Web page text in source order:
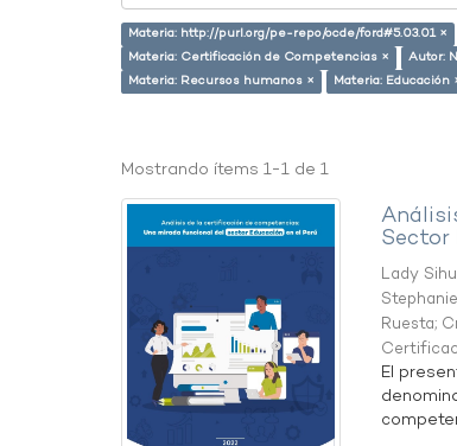
Materia: http://purl.org/pe-repo/ocde/ford#5.03.01 ×
Materia: Certificación de Competencias ×
Autor:
Materia: Recursos humanos ×
Materia: Educación
Mostrando ítems 1-1 de 1
Sector
Lady
Ruesta;
El